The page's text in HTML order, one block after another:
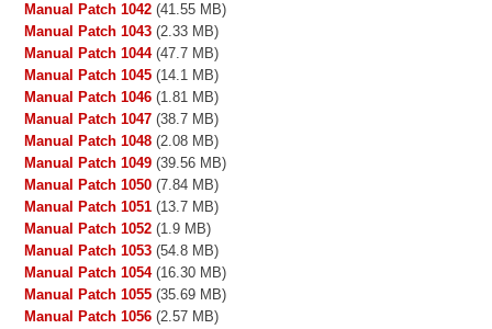
Manual Patch 1042 (41.55 MB)
Manual Patch 1043 (2.33 MB)
Manual Patch 1044(47.7 MB)
Manual Patch 1045 (14.1 MB)
Manual Patch 1046 (1.81 MB)
Manual Patch 1047 (38.7 MB)
Manual Patch 1048 (2.08 MB)
Manual Patch 1049 (39.56 MB)
Manual Patch 1050 (7.84 MB)
Manual Patch 1051 (13.7 MB)
Manual Patch 1052 (1.9 MB)
Manual Patch 1053 (54.8 MB)
Manual Patch 1054(16.30 MB)
Manual Patch 1055 (35.69 MB)
Manual Patch 1056 (2.57 MB)